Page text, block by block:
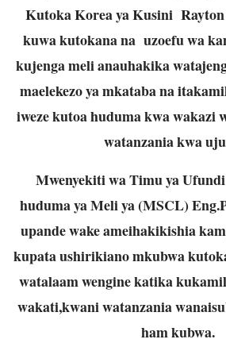
Kutoka Korea ya Kusini Rayton
kuwa kutokana na uzoefu wa
kujenga meli anauhakika
maelekezo ya mkataba na
iweze kutoa huduma kwa wakazi
watanzania kwa
Mwenyekiti wa Timu ya
huduma ya Meli ya (MSCL)
upande wake ameihakikishia
kupata ushirikiano mkubwa
watalaam wengine katika
wakati,kwani watanzania
ham kubwa.